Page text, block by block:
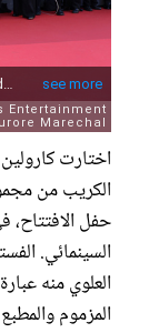
حفل الافتتاح،
السينمائي.
العلوي منه
المزموم